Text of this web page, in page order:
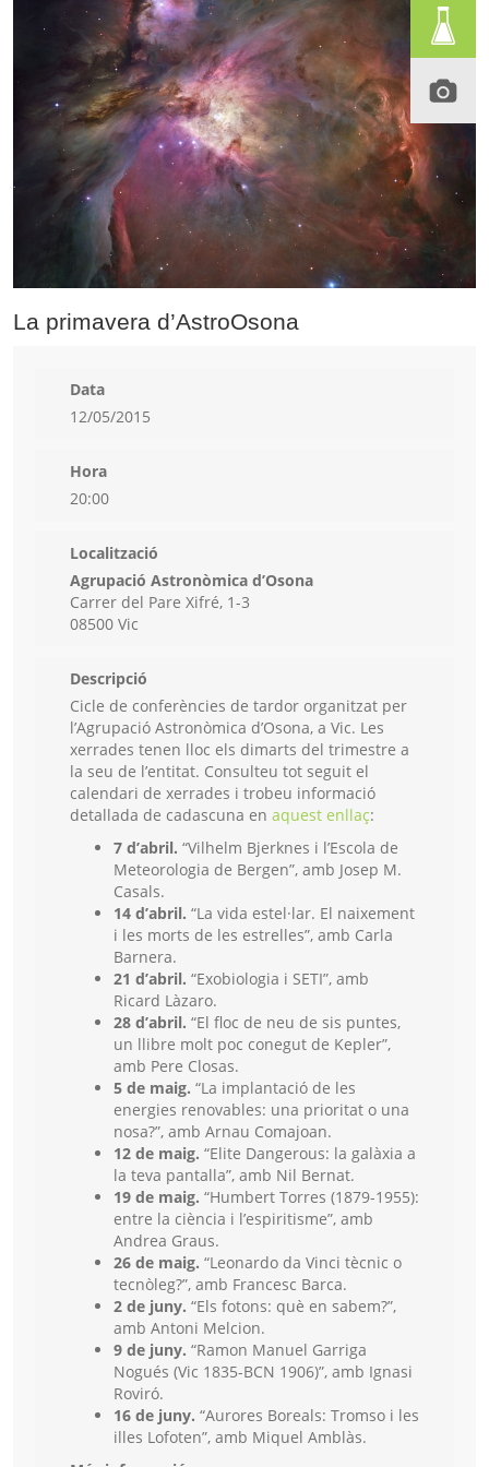
La primavera d’AstroOsona
Data
12/05/2015
Hora
20:00
Localització
Agrupació Astronòmica d’Osona
Carrer del Pare Xifré, 1-3
08500 Vic
Descripció
Cicle de conferències de tardor organitzat per
l’Agrupació Astronòmica d’Osona, a Vic. Les
xerrades tenen lloc els dimarts del trimestre a
la seu de l’entitat. Consulteu tot seguit el
calendari de xerrades i trobeu informació
detallada de cadascuna en aquest enllaç:
7 d’abril. “Vilhelm Bjerknes i l’Escola de
Meteorologia de Bergen”, amb Josep M.
Casals.
14 d’abril. “La vida estel·lar. El naixement
i les morts de les estrelles”, amb Carla
Barnera.
21 d’abril. “Exobiologia i SETI”, amb
Ricard Làzaro.
28 d’abril. “El floc de neu de sis puntes,
un llibre molt poc conegut de Kepler”,
amb Pere Closas.
5 de maig. “La implantació de les
energies renovables: una prioritat o una
nosa?”, amb Arnau Comajoan.
12 de maig. “Elite Dangerous: la galàxia a
la teva pantalla”, amb Nil Bernat.
19 de maig. “Humbert Torres (1879-1955):
entre la ciència i l’espiritisme”, amb
Andrea Graus.
26 de maig. “Leonardo da Vinci tècnic o
tecnòleg?”, amb Francesc Barca.
2 de juny. “Els fotons: què en sabem?”,
amb Antoni Melcion.
9 de juny. “Ramon Manuel Garriga
Nogués (Vic 1835-BCN 1906)”, amb Ignasi
Roviró.
16 de juny. “Aurores Boreals: Tromso i les
illes Lofoten”, amb Miquel Amblàs.